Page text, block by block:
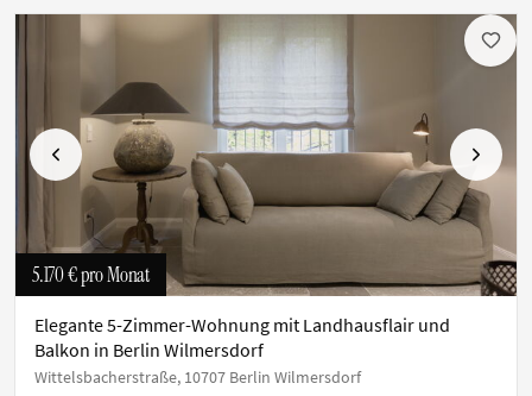
Vorherige Nächste
5.170 €pro Monat
Elegante 5-Zimmer-Wohnung mit Landhausflair und
Balkon in Berlin Wilmersdorf
Wittelsbacherstraße, 10707 Berlin Wilmersdorf